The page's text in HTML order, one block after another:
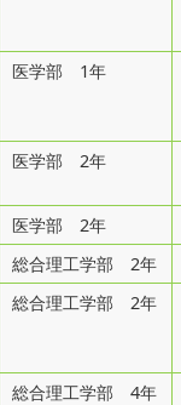
医学部 1年
医学部 2年
医学部 2年
総合理工学部 2年
総合理工学部 2年
総合理工学部 4年